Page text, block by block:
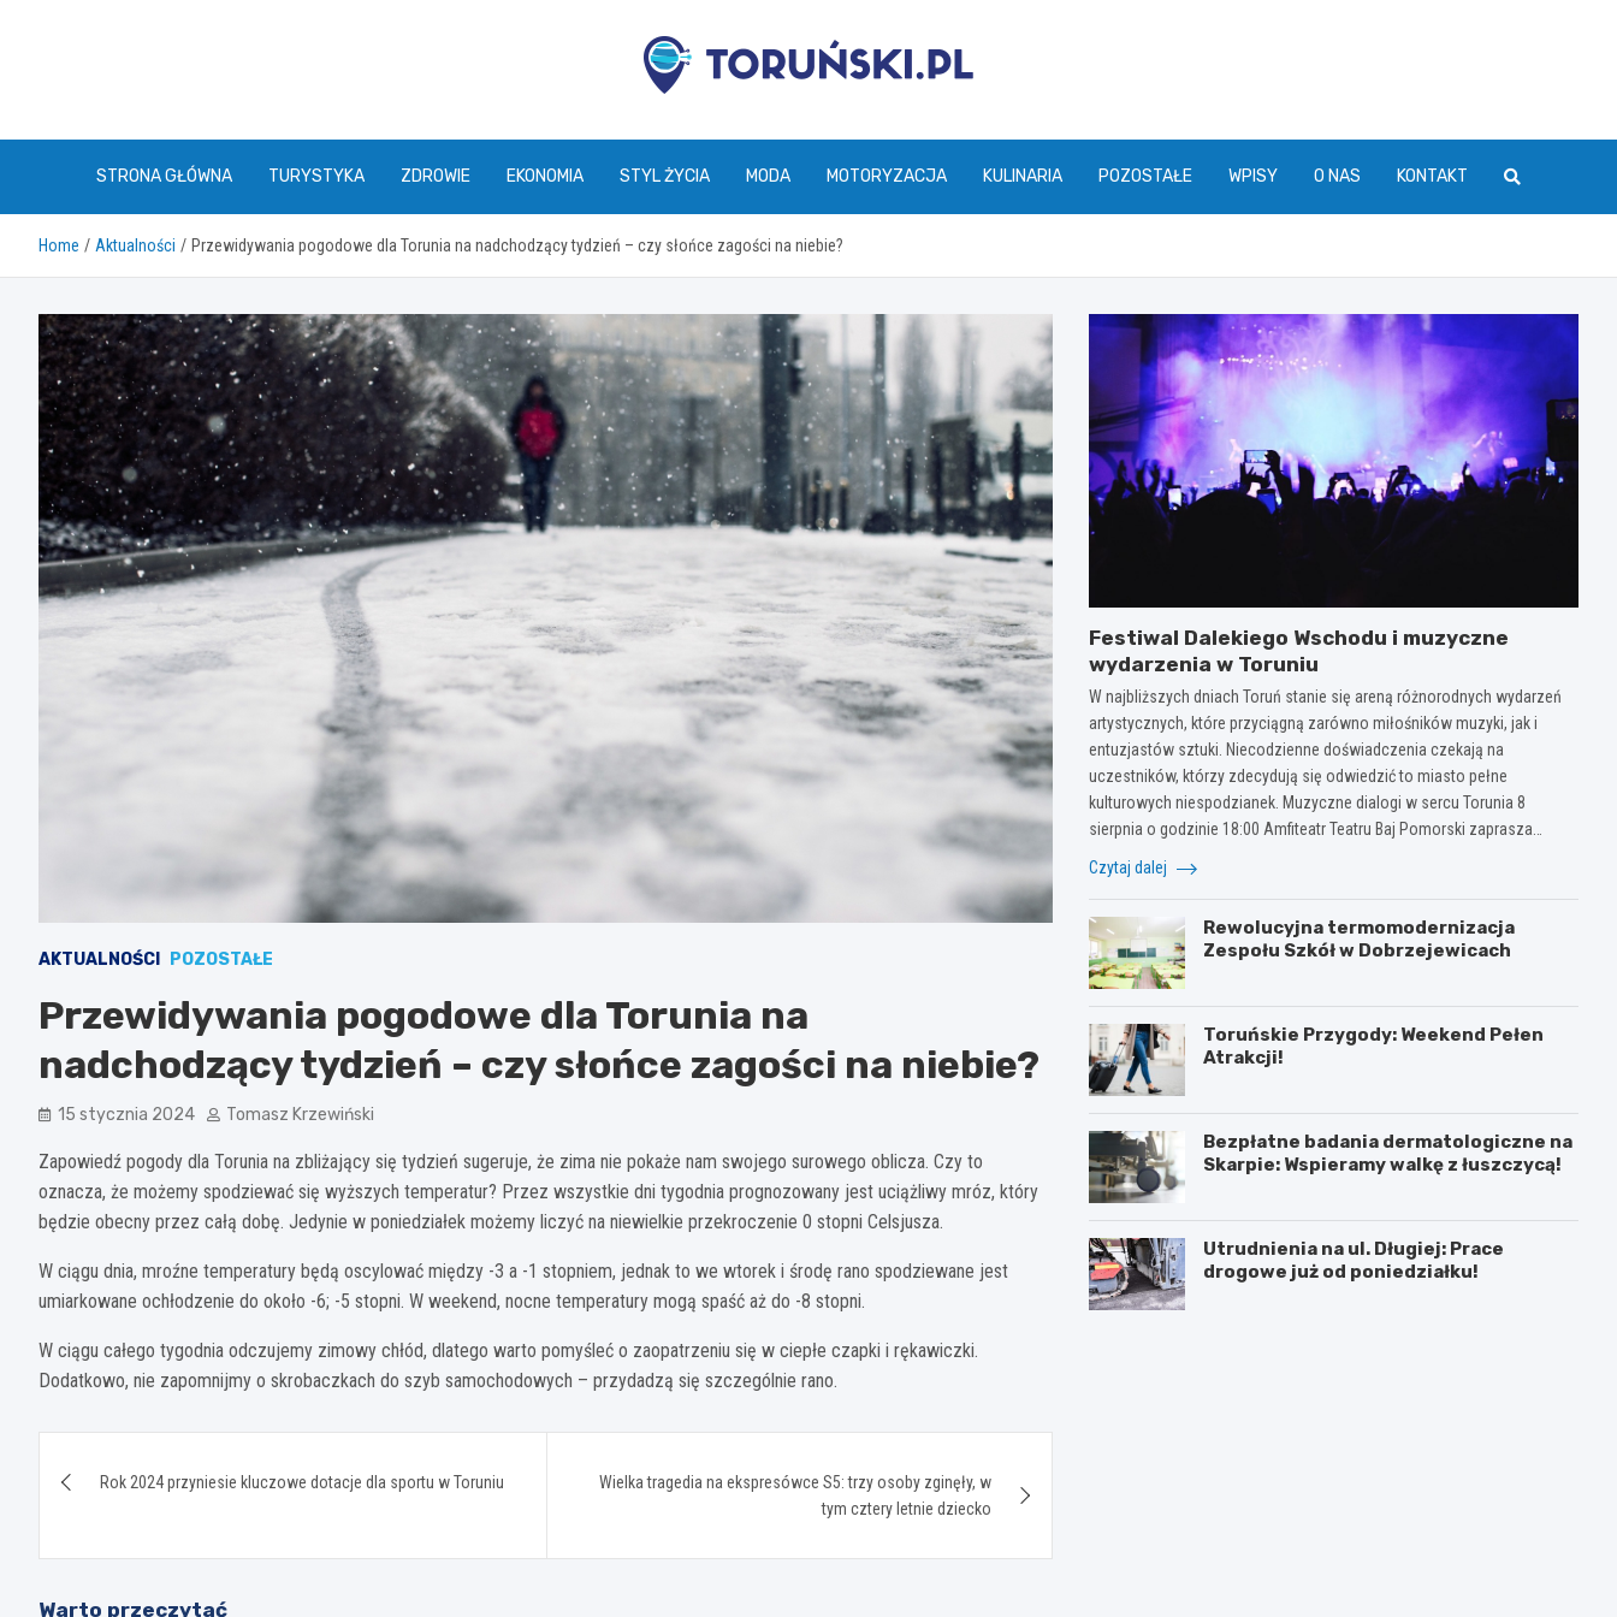
torunski.pl
STRONA GŁÓWNA TURYSTYKA ZDROWIE EKONOMIA STYL ŻYCIA MODA MOTORYZACJA KULINARIA POZOSTAŁE WPISY O NAS KONTAKT
Home Aktualności Przewidywania pogodowe dla Torunia na nadchodzący tydzień – czy słońce zagości na niebie?
AKTUALNOŚCI POZOSTAŁE
Przewidywania pogodowe dla Torunia na
nadchodzący tydzień – czy słońce zagości na niebie?
15 stycznia 2024 Tomasz Krzewiński
Zapowiedź pogody dla Torunia na zbliżający się tydzień sugeruje, że zima nie pokaże nam swojego surowego oblicza. Czy to
oznacza, że możemy spodziewać się wyższych temperatur? Przez wszystkie dni tygodnia prognozowany jest uciążliwy mróz, który
będzie obecny przez całą dobę. Jedynie w poniedziałek możemy liczyć na niewielkie przekroczenie 0 stopni Celsjusza.
W ciągu dnia, mroźne temperatury będą oscylować między -3 a -1 stopniem, jednak to we wtorek i środę rano spodziewane jest
umiarkowane ochłodzenie do około -6; -5 stopni. W weekend, nocne temperatury mogą spaść aż do -8 stopni.
W ciągu całego tygodnia odczujemy zimowy chłód, dlatego warto pomyśleć o zaopatrzeniu się w ciepłe czapki i rękawiczki.
Dodatkowo, nie zapomnijmy o skrobaczkach do szyb samochodowych – przydadzą się szczególnie rano.
wpisuRok 2024 przyniesie kluczowe dotacje dla sportu w Toruniu
Wielka tragedia na ekspresówce S5: trzy osoby zginęły, w
tym cztery letnie dziecko
Festiwal Dalekiego Wschodu i muzyczne
wydarzenia w Toruniu
W najbliższych dniach Toruń stanie się areną różnorodnych wydarzeń
artystycznych, które przyciągną zarówno miłośników muzyki, jak i
entuzjastów sztuki. Niecodzienne doświadczenia czekają na
uczestników, którzy zdecydują się odwiedzić to miasto pełne
kulturowych niespodzianek. Muzyczne dialogi w sercu Torunia 8
sierpnia o godzinie 18:00 Amfiteatr Teatru Baj Pomorski zaprasza…
Czytaj dalej
Rewolucyjna termomodernizacja
Zespołu Szkół w Dobrzejewicach
Toruńskie Przygody: Weekend Pełen
Atrakcji!
Bezpłatne badania dermatologiczne na
Skarpie: Wspieramy walkę z łuszczycą!
Utrudnienia na ul. Długiej: Prace
drogowe już od poniedziałku!
Warto przeczytać